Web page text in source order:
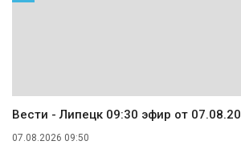
Вести - Липецк 09:30 эфир от
07.08.2026 09:50